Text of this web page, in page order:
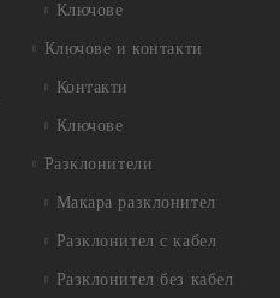
Ключове
Ключове и контакти
Контакти
Ключове
Разклонители
Макара разклонител
Разклонител с кабел
Разклонител без кабел